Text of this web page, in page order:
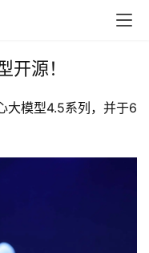
开源！
大模型4.5系列，并于6